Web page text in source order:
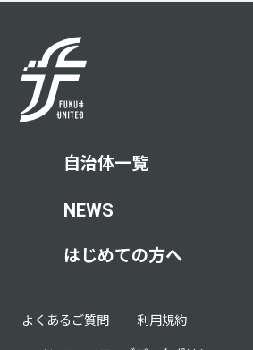
自治体一覧
NEWS
はじめての方へ
よくあるご質問
利用規約